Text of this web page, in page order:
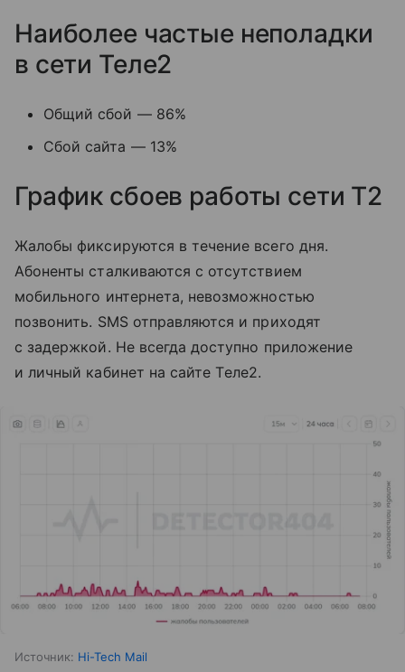
Наиболее частые неполадки
в сети Теле2
Общий сбой — 86%
Сбой сайта — 13%
График сбоев работы сети T2
Жалобы фиксируются в течение всего дня.
Абоненты сталкиваются с отсутствием
мобильного интернета, невозможностью
позвонить. SMS отправляются и приходят
с задержкой. Не всегда доступно приложение
и личный кабинет на сайте Tеле2.
Источник: Hi-Tech Mail